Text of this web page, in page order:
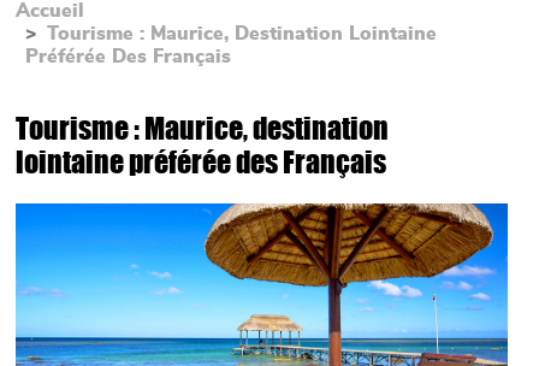
Accueil
Tourisme : Maurice, Destination Lointaine
Préférée Des Français
Tourisme : Maurice, destination
lointaine préférée des Français